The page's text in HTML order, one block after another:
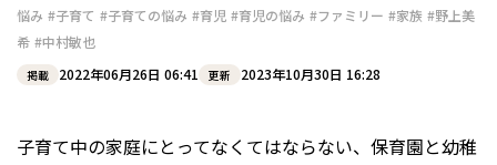
悩み #子育て #子育ての悩み #育児 #育児の悩み #ファミリー #家族 #野上美
希 #中村敏也
掲載 2022年06月26日 06:41 更新 2023年10月30日 16:28
子育て中の家庭にとってなくてはならない、保育園と幼稚